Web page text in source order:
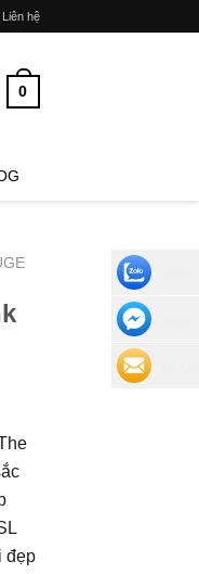
Liên hệ
0
đẹp